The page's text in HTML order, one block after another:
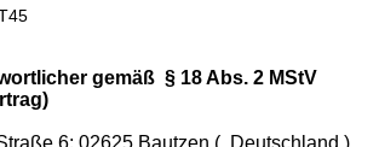
gemäß § 18 Abs. 2 MStV